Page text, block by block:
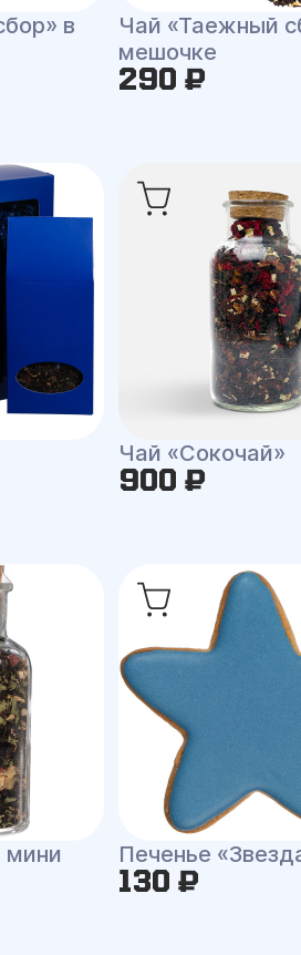
в
Чай «Таежный
мешочке
290 ₽
Чай «Сокочай»
900 ₽
мини Печенье
130 ₽